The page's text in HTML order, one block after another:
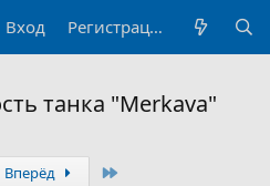
Вход Регистрация
танка "Merkava"
Вперёд